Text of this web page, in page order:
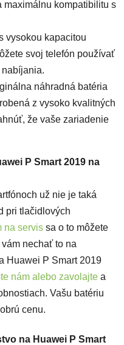
maximálnu kompatibilitu s
vysokou kapacitou
svoj telefón používať
náhradná batéria
z vysoko kvalitných
že vaše zariadenie
P Smart 2019 na
už nie je taká
pri tlačidlových
na servis sa o to môžete
nechať to na
Huawei P Smart 2019
nám alebo zavolajte a
Vašu batériu
cenu.
na Huawei P Smart